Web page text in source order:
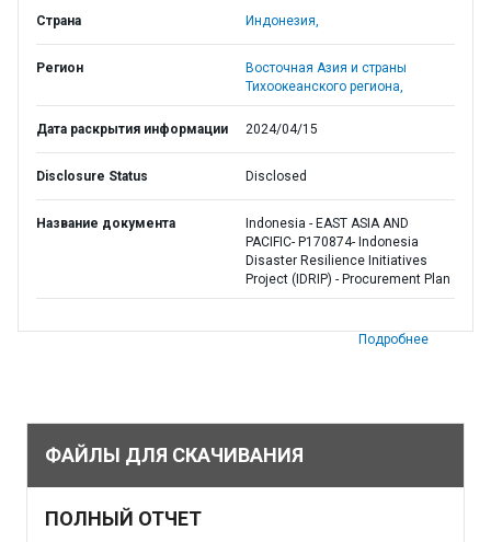
Страна Индонезия,
Регион
Восточная Азия и страны
Тихоокеанского региона,
Дата раскрытия информации 2024/04/15
Disclosure Status Disclosed
Название документа
Indonesia - EAST ASIA AND
PACIFIC- P170874- Indonesia
Disaster Resilience Initiatives
Project (IDRIP) - Procurement Plan
Подробнее
ФАЙЛЫ ДЛЯ СКАЧИВАНИЯ
ПОЛНЫЙ ОТЧЕТ